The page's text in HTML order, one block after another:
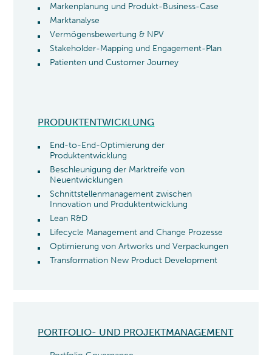
Markenplanung und Produkt-Business-Case
Marktanalyse
Vermögensbewertung & NPV
Stakeholder-Mapping und Engagement-Plan
Patienten und Customer Journey
PRODUKTENTWICKLUNG
End-to-End-Optimierung der
Produktentwicklung
Beschleunigung der Marktreife von
Neuentwicklungen
Schnittstellenmanagement zwischen
Innovation und Produktentwicklung
Lean R&D
Lifecycle Management and Change Prozesse
Optimierung von Artworks und Verpackungen
Transformation New Product Development
PORTFOLIO- UND PROJEKTMANAGEMENT